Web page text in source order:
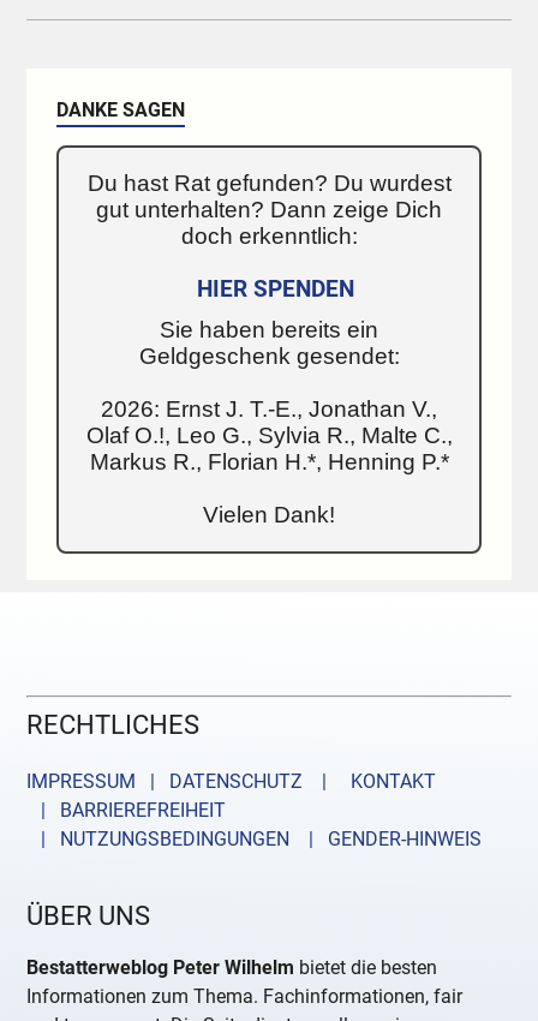
DANKE SAGEN
Du hast Rat gefunden? Du wurdest
gut unterhalten? Dann zeige Dich
doch erkenntlich:
HIER SPENDEN
Sie haben bereits ein
Geldgeschenk gesendet:
2026: Ernst J. T.-E., Jonathan V.,
Olaf O.!, Leo G., Sylvia R., Malte C.,
Markus R., Florian H.*, Henning P.*
Vielen Dank!
RECHTLICHES
IMPRESSUM | DATENSCHUTZ |
KONTAKT
| BARRIEREFREIHEIT
| NUTZUNGSBEDINGUNGEN
| GENDER-HINWEIS
ÜBER UNS
Bestatterweblog Peter Wilhelm bietet die besten
Informationen zum Thema. Fachinformationen, fair